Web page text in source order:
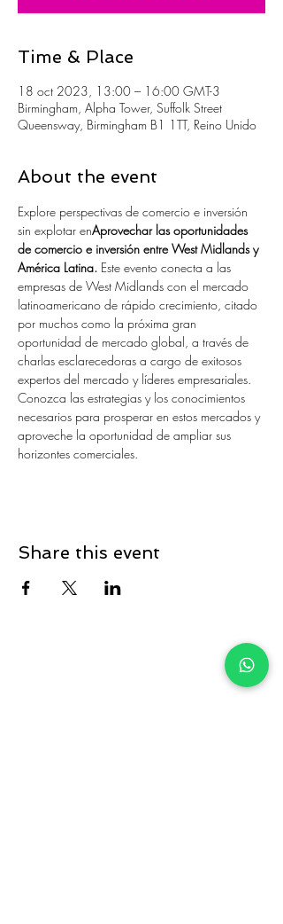
Time & Place
18 oct 2023, 13:00 – 16:00 GMT-3
Birmingham, Alpha Tower, Suffolk Street
Queensway, Birmingham B1 1TT, Reino Unido
About the event
Explore perspectivas de comercio e inversión
sin explotar enAprovechar las oportunidades
de comercio e inversión entre West Midlands y
América Latina. Este evento conecta a las
empresas de West Midlands con el mercado
latinoamericano de rápido crecimiento, citado
por muchos como la próxima gran
oportunidad de mercado global, a través de
charlas esclarecedoras a cargo de exitosos
expertos del mercado y líderes empresariales.
Conozca las estrategias y los conocimientos
necesarios para prosperar en estos mercados y
aproveche la oportunidad de ampliar sus
horizontes comerciales.
Share this event